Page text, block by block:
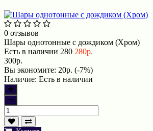
0 отзывов
Шары однотонные с дождиком (Хром)
Есть в наличии 280 280р.
300р.
Вы экономите: 20р. (-7%)
Наличие: Есть в наличии